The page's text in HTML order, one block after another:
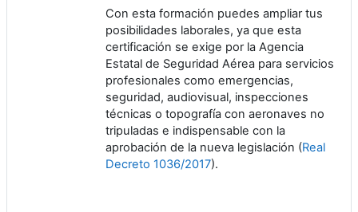
Con esta formación puedes ampliar tus
posibilidades laborales, ya que esta
certificación se exige por la Agencia
Estatal de Seguridad Aérea para servicios
profesionales como emergencias,
seguridad, audiovisual, inspecciones
técnicas o topografía con aeronaves no
tripuladas e indispensable con la
aprobación de la nueva legislación (Real
Decreto 1036/2017).